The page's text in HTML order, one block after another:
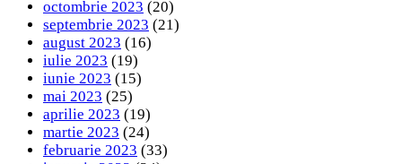
octombrie 2023 (20)
septembrie 2023 (21)
august 2023 (16)
iulie 2023 (19)
iunie 2023 (15)
mai 2023 (25)
aprilie 2023 (19)
martie 2023 (24)
februarie 2023 (33)